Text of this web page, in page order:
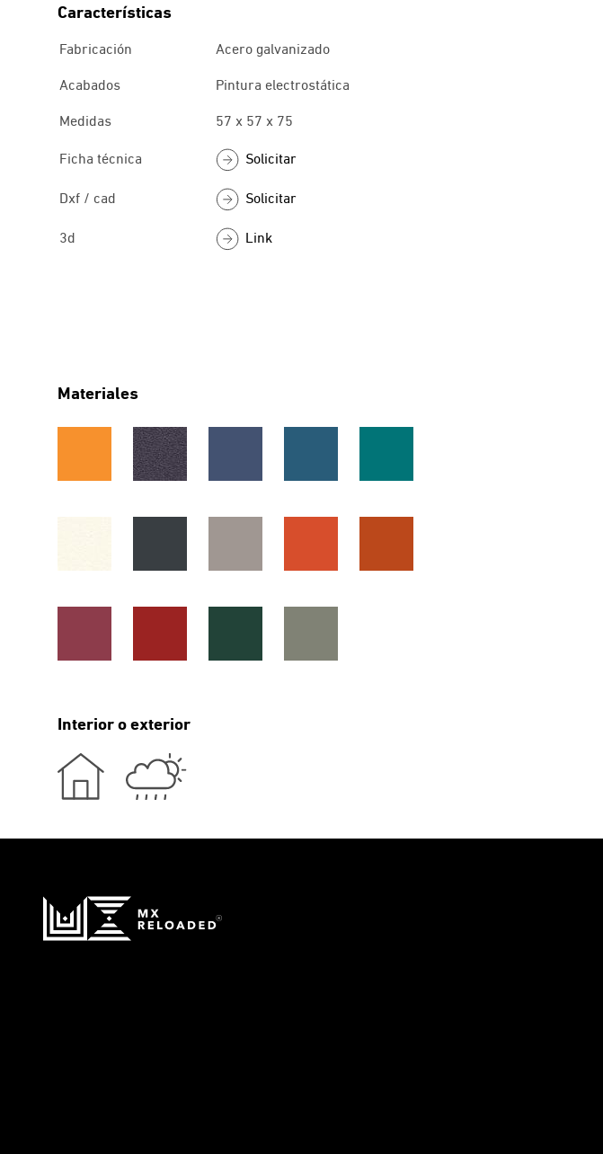
Características
Fabricación
Acero galvanizado
Acabados
Pintura electrostática
Medidas
57 x 57 x 75
Ficha técnica Solicitar
Dxf / cad Solicitar
3d Link
Materiales
Interior o exterior